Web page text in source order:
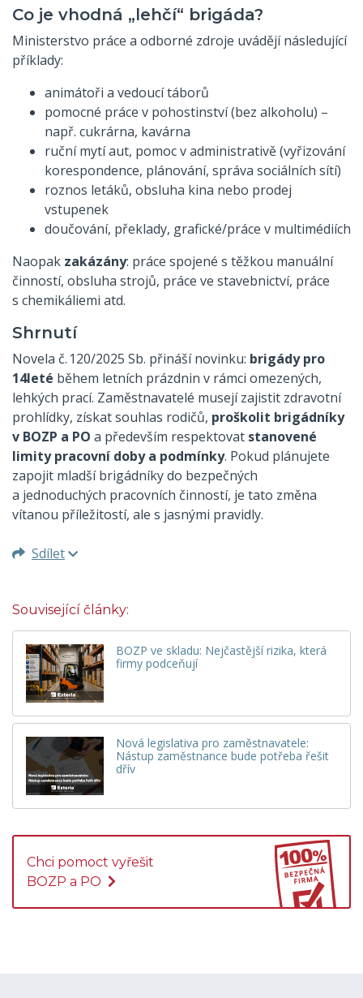
Co je vhodná „lehčí“ brigáda?
Ministerstvo práce a odborné zdroje uvádějí následující
příklady:
animátoři a vedoucí táborů
pomocné práce v pohostinství (bez alkoholu) –
např. cukrárna, kavárna
ruční mytí aut, pomoc v administrativě (vyřizování
korespondence, plánování, správa sociálních sítí)
roznos letáků, obsluha kina nebo prodej
vstupenek
doučování, překlady, grafické/práce v multimédiích
Naopak zakázány: práce spojené s těžkou manuální
činností, obsluha strojů, práce ve stavebnictví, práce
s chemikáliemi atd.
Shrnutí
Novela č. 120/2025 Sb. přináší novinku: brigády pro
14leté během letních prázdnin v rámci omezených,
lehkých prací. Zaměstnavatelé musejí zajistit zdravotní
prohlídky, získat souhlas rodičů, proškolit brigádníky
v BOZP a PO a především respektovat stanovené
limity pracovní doby a podmínky. Pokud plánujete
zapojit mladší brigádníky do bezpečných
a jednoduchých pracovních činností, je tato změna
vítanou příležitostí, ale s jasnými pravidly.
Sdílet
Související články:
BOZP ve skladu: Nejčastější rizika, která
firmy podceňují
Nová legislativa pro zaměstnavatele:
Nástup zaměstnance bude potřeba řešit
dřív
Chci pomoct vyřešit
BOZP a PO